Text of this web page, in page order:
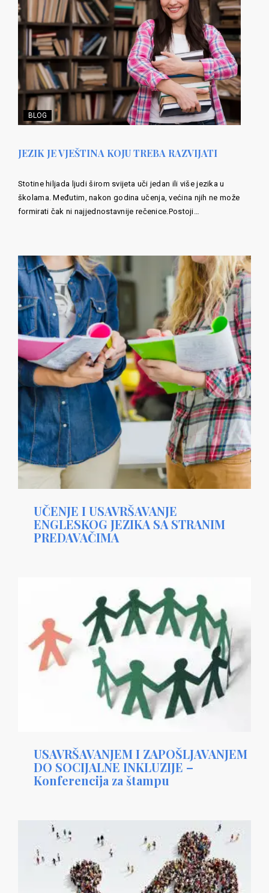
BLOG
JEZIK JE VJEŠTINA KOJU TREBA RAZVIJATI
Stotine hiljada ljudi širom svijeta uči jedan ili više jezika u
školama. Međutim, nakon godina učenja, većina njih ne može
formirati čak ni najjednostavnije rečenice.Postoji…
UČENJE I USAVRŠAVANJE
ENGLESKOG JEZIKA SA STRANIM
PREDAVAČIMA
USAVRŠAVANJEM I ZAPOŠLJAVANJEM
DO SOCIJALNE INKLUZIJE –
Konferencija za štampu